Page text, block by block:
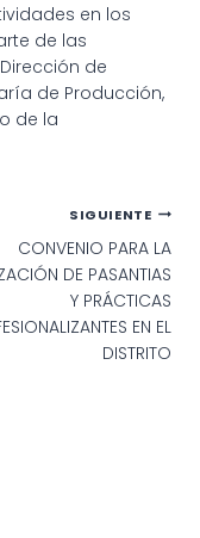
en los
de las
de
de Producción,
de la
SIGUIENTE
CONVENIO PARA LA
DE PASANTIAS
Y PRÁCTICAS
EN EL
DISTRITO